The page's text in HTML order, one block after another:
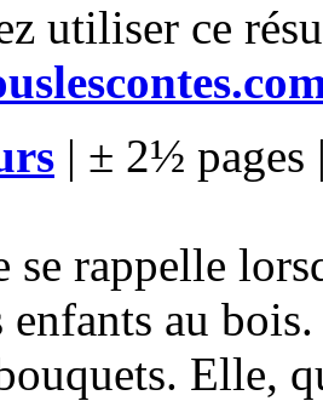
utiliser ce
| ± 2½
se rappelle
enfants au
Elle,